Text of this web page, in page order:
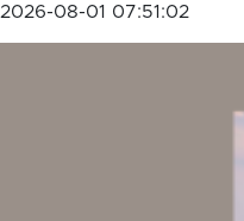
2026-08-01 07:51:02